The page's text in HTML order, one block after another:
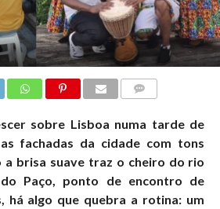
sobre Lisboa numa tarde de
fachadas da cidade com tons
a brisa suave traz o cheiro do rio
Paço, ponto de encontro de
há algo que quebra a rotina: um